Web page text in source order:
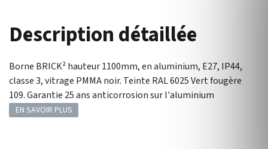
Description détaillée
Borne BRICK² hauteur 1100mm, en aluminium, E27, IP44,
classe 3, vitrage PMMA noir. Teinte RAL 6025 Vert fougère
109. Garantie 25 ans anticorrosion sur l'aluminium
EN SAVOIR PLUS